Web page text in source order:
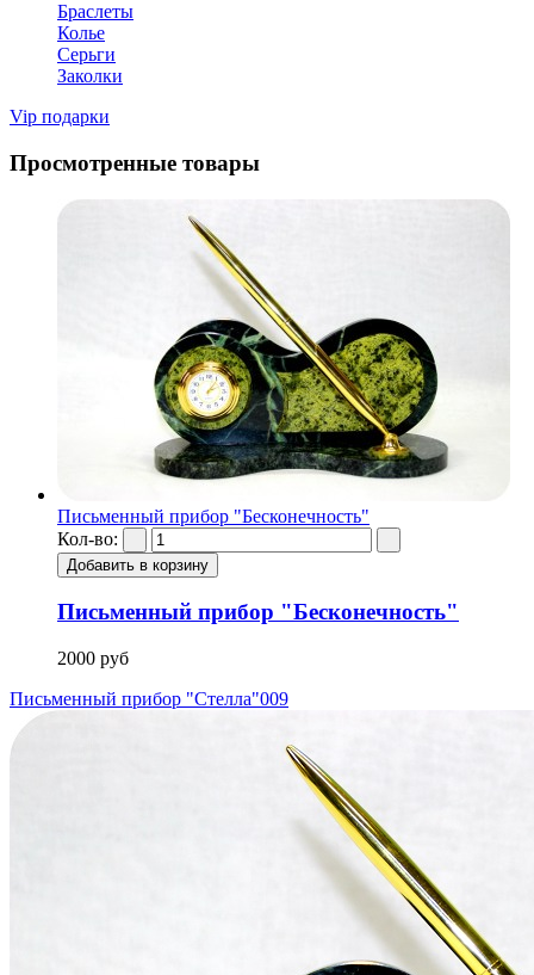
Браслеты
Колье
Серьги
Заколки
Vip подарки
Просмотренные товары
Письменный прибор "Бесконечность"
Кол-во:
Письменный прибор "Бесконечность"
2000 руб
Письменный прибор "Стелла"009